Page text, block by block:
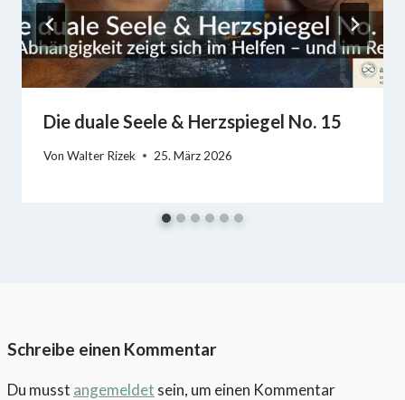
Die duale Seele & Herzspiegel No. 15
Von Walter Rizek 25. März 2026
Schreibe einen Kommentar
Du musst angemeldet sein, um einen Kommentar